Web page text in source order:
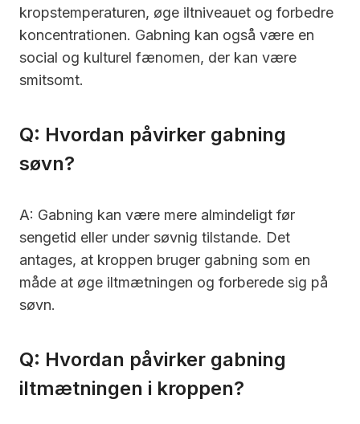
kropstemperaturen, øge iltniveauet og forbedre
koncentrationen. Gabning kan også være en
social og kulturel fænomen, der kan være
smitsomt.
Q: Hvordan påvirker gabning
søvn?
A: Gabning kan være mere almindeligt før
sengetid eller under søvnig tilstande. Det
antages, at kroppen bruger gabning som en
måde at øge iltmætningen og forberede sig på
søvn.
Q: Hvordan påvirker gabning
iltmætningen i kroppen?